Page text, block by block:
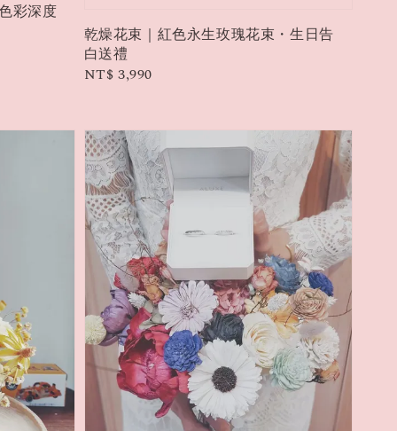
彩深度
乾燥花束｜紅色永生玫瑰花束・生日告
白送禮
Regular
NT$ 3,990